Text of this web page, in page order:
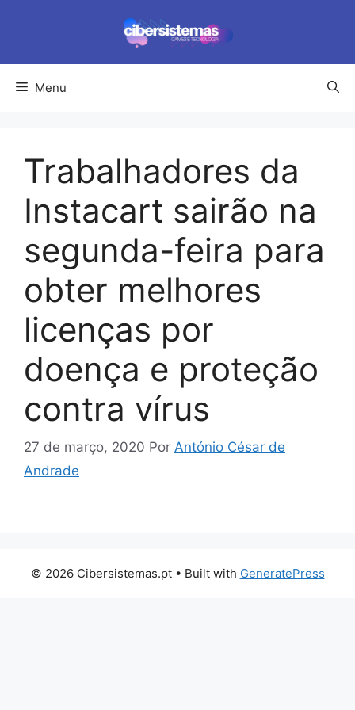
conteúdo
Menu
Trabalhadores da
Instacart sairão na
segunda-feira para
obter melhores
licenças por
doença e proteção
contra vírus
27 de março, 2020 Por António César de
Andrade
© 2026 Cibersistemas.pt• Built with GeneratePress